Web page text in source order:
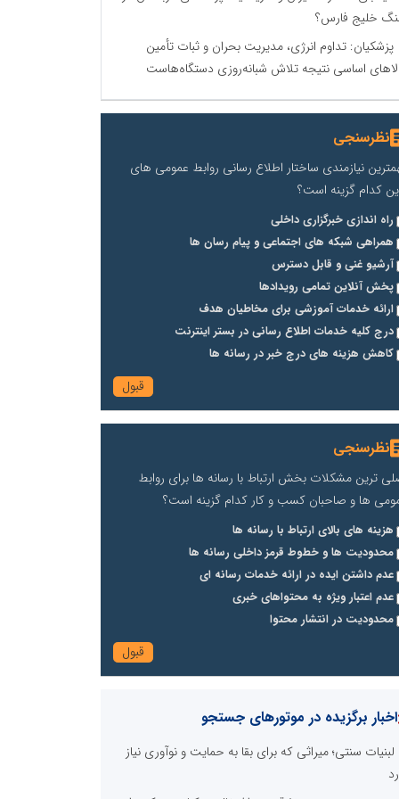
خلیج فارس؟
پزشکیان: تداوم انرژی، مدیریت بحران و ثبات تأمین
اساسی نتیجه تلاش شبانه‌روزی دستگاه‌هاست
نظرسنجی
نیازمندی ساختار اطلاع رسانی روابط عمومی های
کدام گزینه است؟
راه اندازی خبرگزاری داخلی
همراهی شبکه های اجتماعی و پیام رسان ها
آرشیو غنی و قابل دسترس
پخش آنلاین تمامی رویدادها
ارائه خدمات آموزشی برای مخاطیان هدف
درج کلیه خدمات اطلاع رسانی در بستر اینترنت
کاهش هزینه های درج خبر در رسانه ها
نظرسنجی
ترین مشکلات بخش ارتباط با رسانه ها برای روابط
ها و صاحبان کسب و کار کدام گزینه است؟
هزینه های بالای ارتباط با رسانه ها
محدودیت ها و خطوط قرمز داخلی رسانه ها
عدم داشتن ایده در ارائه خدمات رسانه ای
عدم اعتبار ویژه به محتواهای خبری
محدودیت در انتشار محتوا
اخبار برگزیده در موتورهای جستجو
لبنیات سنتی؛ میراثی که برای بقا به حمایت و نوآوری نیاز